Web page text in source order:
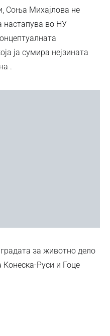
Соња Михајлова не
настапува во НУ
ја сумира нејзината
.
за животно дело
Конеска-Руси и Гоце